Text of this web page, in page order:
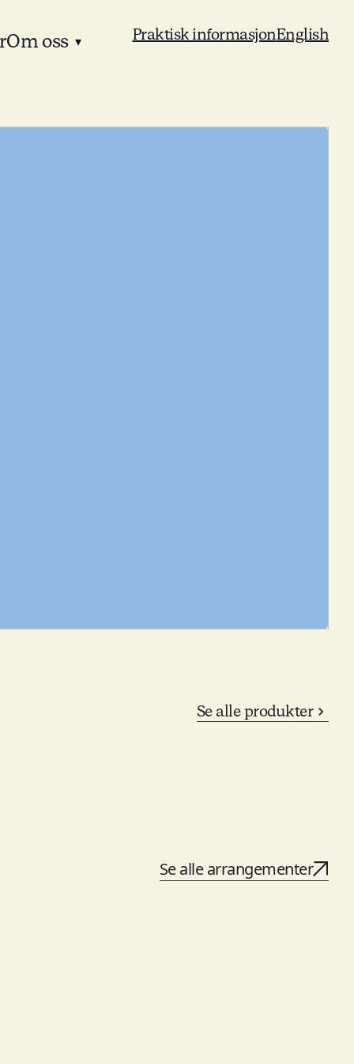
Om oss ▾ Praktisk informasjonEnglish
Se alle produkter
Se alle arrangementer